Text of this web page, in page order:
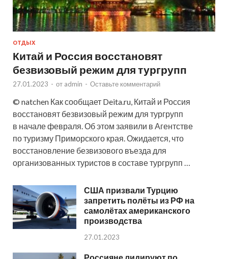
ОТДЫХ
Китай и Россия восстановят
безвизовый режим для тургрупп
27.01.2023 - от admin - Оставьте комментарий
© natchen Как сообщает Deita.ru, Китай и Россия
восстановят безвизовый режим для тургрупп
в начале февраля. Об этом заявили в Агентстве
по туризму Приморского края. Ожидается, что
восстановление безвизового въезда для
организованных туристов в составе тургрупп …
США призвали Турцию
запретить полёты из РФ на
самолётах американского
производства
27.01.2023
Россияне лидируют по